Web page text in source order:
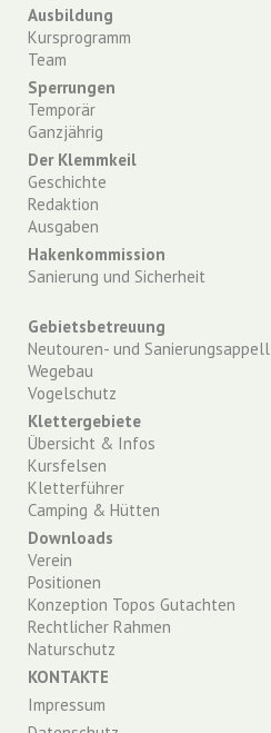
Ausbildung
Kursprogramm
Team
Sperrungen
Temporär
Ganzjährig
Der Klemmkeil
Geschichte
Redaktion
Ausgaben
Hakenkommission
Sanierung und Sicherheit
Gebietsbetreuung
Neutouren- und Sanierungsappell
Wegebau
Vogelschutz
Klettergebiete
Übersicht & Infos
Kursfelsen
Kletterführer
Camping & Hütten
Downloads
Verein
Positionen
Konzeption Topos Gutachten
Rechtlicher Rahmen
Naturschutz
KONTAKTE
Impressum